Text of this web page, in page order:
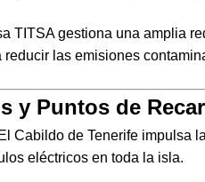
TITSA gestiona una amplia
las emisiones
y Puntos de
Cabildo de Tenerife impulsa
eléctricos en toda la isla.